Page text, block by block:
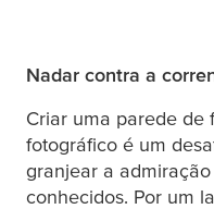
Nadar contra a
Criar uma parede de
fotográfico é um
granjear a
conhecidos. Por um